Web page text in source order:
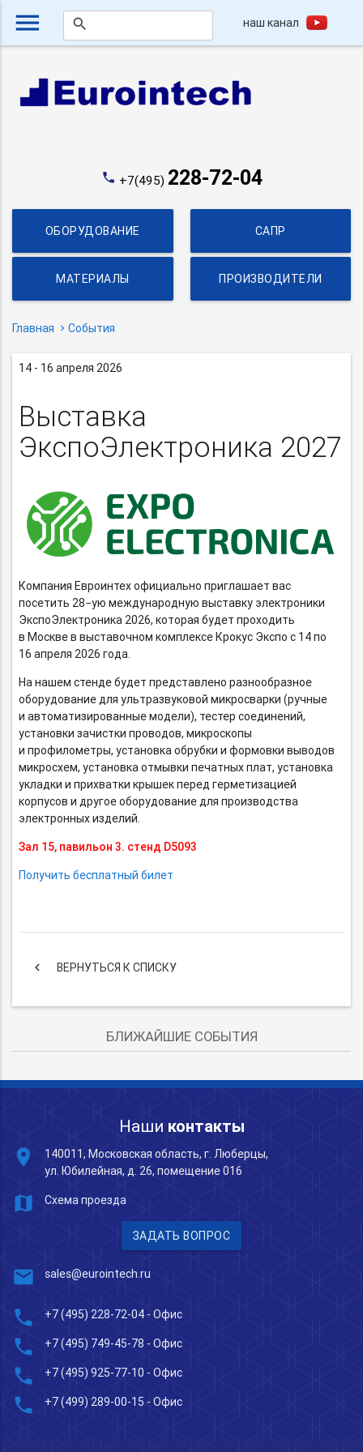
menu search наш канал
phone +7(495) 228-72-04
ОБОРУДОВАНИЕ САПР
МАТЕРИАЛЫ ПРОИЗВОДИТЕЛИ
Главная События
14 - 16 апреля 2026
Выставка
ЭкспоЭлектроника 2027
Компания Евроинтех официально приглашает вас
посетить 28−ую международную выставку электроники
ЭкспоЭлектроника 2026, которая будет проходить
в Москве в выставочном комплексе Крокус Экспо с 14 по
16 апреля 2026 года.
На нашем стенде будет представлено разнообразное
оборудование для ультразвуковой микросварки (ручные
и автоматизированные модели), тестер соединений,
установки зачистки проводов, микроскопы
и профилометры, установка обрубки и формовки выводов
микросхем, установка отмывки печатных плат, установка
укладки и прихватки крышек перед герметизацией
корпусов и другое оборудование для производства
электронных изделий.
Зал 15, павильон 3. стенд D5093
Получить бесплатный билет
keyboard_arrow_left ВЕРНУТЬСЯ К СПИСКУ
БЛИЖАЙШИЕ СОБЫТИЯ
Наши контакты
place
140011, Московская область, г. Люберцы,
ул. Юбилейная, д. 26, помещение 016
map Схема проезда
ЗАДАТЬ ВОПРОС
mail sales@eurointech.ru
phone +7 (495) 228-72-04 - Офис
phone +7 (495) 749-45-78 - Офис
phone +7 (495) 925-77-10 - Офис
phone +7 (499) 289-00-15 - Офис